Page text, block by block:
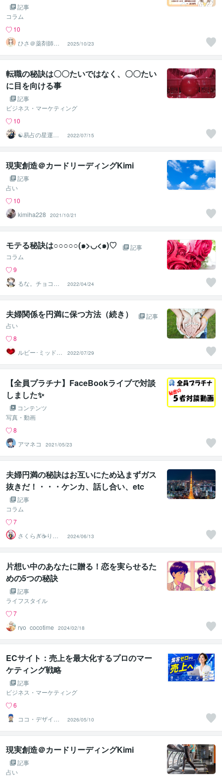
記事
コラム
10
ひさ＠薬剤師＆
国際薬膳師
2025/10/23
転職の秘訣は〇〇たいではなく、〇〇たい
に目を向ける事
記事
ビジネス・マーケティング
10
☯易占の星運河
2022/07/15
現実創造＠カードリーディングKimi
記事
占い
10
kimiha228
2021/10/21
モテる秘訣は○○○○○(๑>◡<๑)♡
記事
コラム
9
るな。チョコレ
ートが好き
2022/04/24
夫婦関係を円満に保つ方法（続き）
記事
占い
8
ルビー･ミッドナ
イト
2022/07/29
【全員プラチナ】FaceBookライブで対談
しました✨
コンテンツ
写真・動画
8
アマネコ
2021/05/23
夫婦円満の秘訣はお互いにため込まずガス
抜きだ！・・・ケンカ、話し合い、etc
記事
コラム
7
さくらぎ☕りょ
う⛎癒やし電話
相談サロン
2024/06/13
片想い中のあなたに贈る！恋を実らせるた
めの5つの秘訣
記事
ライフスタイル
7
ryo_cocotime
2024/02/18
ECサイト：売上を最大化するプロのマー
ケティング戦略
記事
ビジネス・マーケティング
6
ココ・デザイン
塾
2026/05/10
現実創造＠カードリーディングKimi
記事
占い